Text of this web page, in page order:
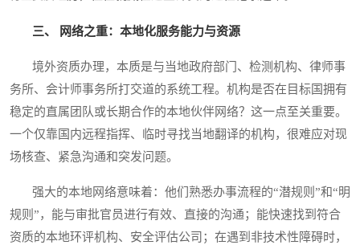
三、 网络之重：本地化服务能力与资源
境外资质办理，本质是与当地政府部门、检测机构、律师事
务所、会计师事务所打交道的系统工程。机构是否在目标国拥有
稳定的直属团队或长期合作的本地伙伴网络？这一点至关重要。
一个仅靠国内远程指挥、临时寻找当地翻译的机构，很难应对现
场核查、紧急沟通和突发问题。
强大的本地网络意味着：他们熟悉办事流程的“潜规则”和“明
规则”，能与审批官员进行有效、直接的沟通；能快速找到符合
资质的本地环评机构、安全评估公司；在遇到非技术性障碍时，